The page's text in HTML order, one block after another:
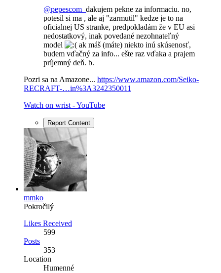
@pepescom dakujem pekne za informaciu. no,
potesil si ma , ale aj "zarmutil" kedze je to na
oficialnej US stranke, predpokladám že v EU asi
nedostatkový, inak povedané nezohnateľný
model
ak máš (máte) niekto inú skúsenosť,
budem vďačný za info... ešte raz vďaka a prajem
príjemný deň. b.
Pozri sa na Amazone... https://www.amazon.com/Seiko-
RECRAFT-…in%3A3242350011
Watch on wrist - YouTube
Report Content
mmko
Pokročilý
Likes Received
599
Posts
353
Location
Humenné